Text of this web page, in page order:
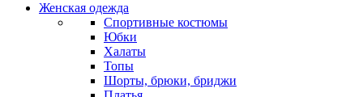
Женская одежда
Спортивные костюмы
Юбки
Халаты
Топы
Шорты, брюки, бриджи